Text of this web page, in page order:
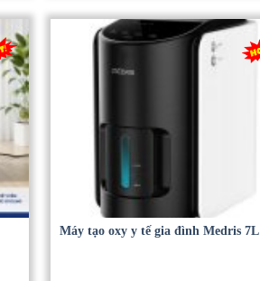
Máy tạo oxy y tế gia đình Medris 7L